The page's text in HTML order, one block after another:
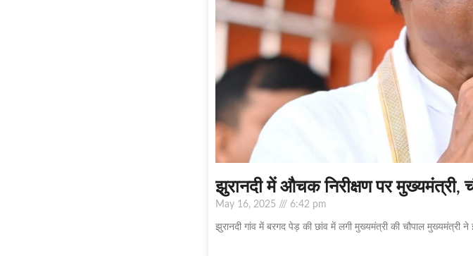
झुरानदी में औचक निरीक्षण पर मुख्यमंत्री,
May 16, 2025 6:42 pm
झुरानदी गांव में बरगद पेड़ की छांव में लगी मुख्यमंत्री की चौपाल मुख्यमंत्री